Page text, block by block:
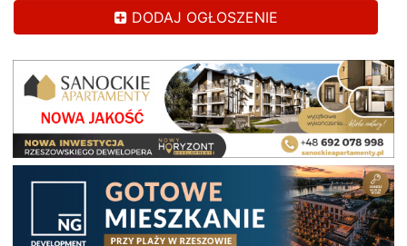
DODAJ OGŁOSZENIE